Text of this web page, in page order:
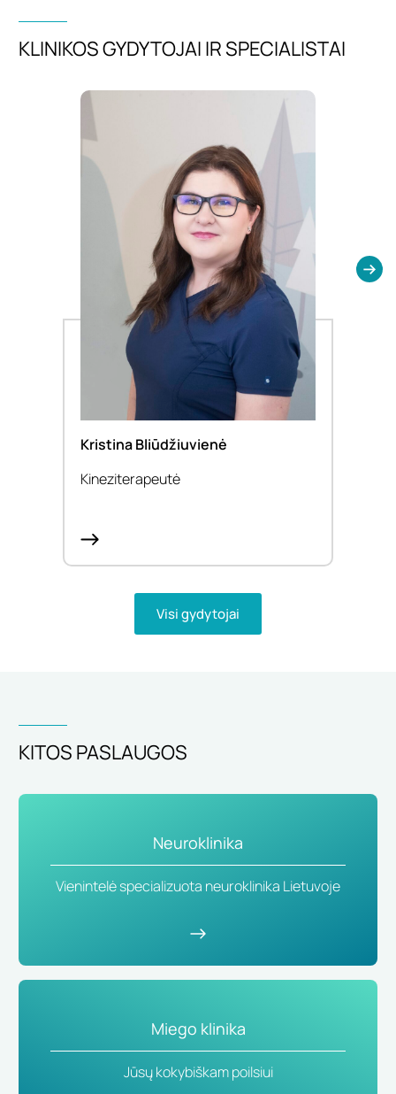
KLINIKOS GYDYTOJAI IR SPECIALISTAI
Kristina Bliūdžiuvienė
Kineziterapeutė
Visi gydytojai
KITOS PASLAUGOS
Neuroklinika
Vienintelė specializuota neuroklinika Lietuvoje
Miego klinika
Jūsų kokybiškam poilsiui